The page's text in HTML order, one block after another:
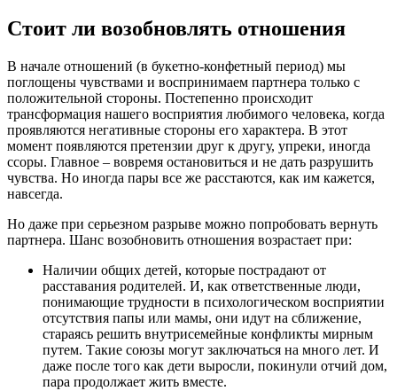
Стоит ли возобновлять отношения
В начале отношений (в букетно-конфетный период) мы
поглощены чувствами и воспринимаем партнера только с
положительной стороны. Постепенно происходит
трансформация нашего восприятия любимого человека, когда
проявляются негативные стороны его характера. В этот
момент появляются претензии друг к другу, упреки, иногда
ссоры. Главное – вовремя остановиться и не дать разрушить
чувства. Но иногда пары все же расстаются, как им кажется,
навсегда.
Но даже при серьезном разрыве можно попробовать вернуть
партнера. Шанс возобновить отношения возрастает при:
Наличии общих детей, которые пострадают от
расставания родителей. И, как ответственные люди,
понимающие трудности в психологическом восприятии
отсутствия папы или мамы, они идут на сближение,
стараясь решить внутрисемейные конфликты мирным
путем. Такие союзы могут заключаться на много лет. И
даже после того как дети выросли, покинули отчий дом,
пара продолжает жить вместе.